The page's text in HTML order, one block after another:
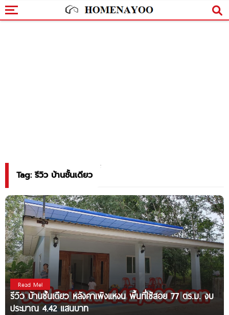
Tag: รีวิว บ้านชั้นเดียว
Read Me!
รีวิว บ้านชั้นเดียว หลังคาเพิงแหงน พื้นที่ใช้สอย 77 ตร.ม. งบ
ประมาณ 4.42 แสนบาท